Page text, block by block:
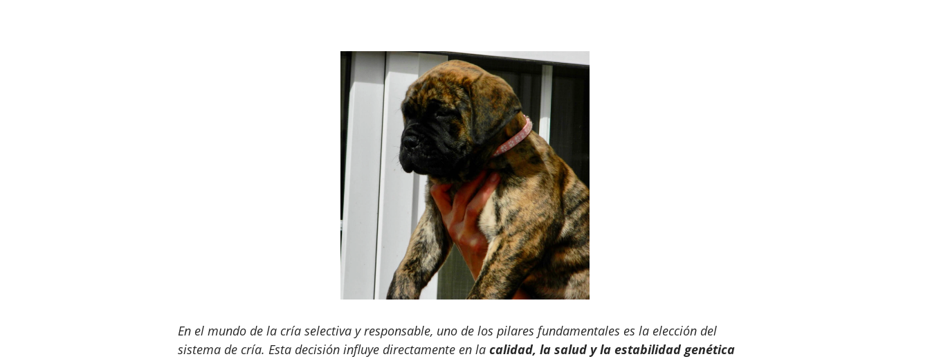
En el mundo de la cría selectiva y responsable, uno de los pilares fundamentales es la elección del
sistema de cría. Esta decisión influye directamente en la calidad, la salud y la estabilidad genética